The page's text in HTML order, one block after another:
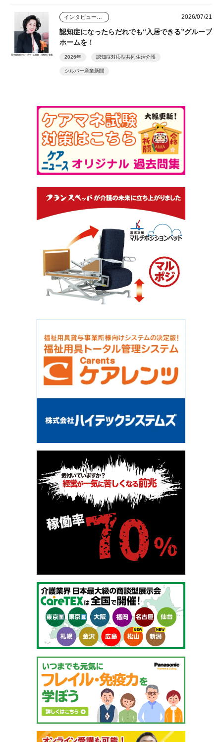
2026/07/21
認知症になったらだれでも“入居できる”グループ
ホームを！
2026年 認知症対応型共同生活介護
シルバー産業新聞